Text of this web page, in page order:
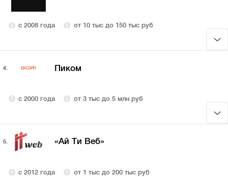
с 2008 года от 10 тыс до 150 тыс руб
4. Пиком
с 2000 года от 3 тыс до 5 млн руб
5. «Ай Ти Веб»
с 2012 года
от 1 тыс до 200 тыс руб